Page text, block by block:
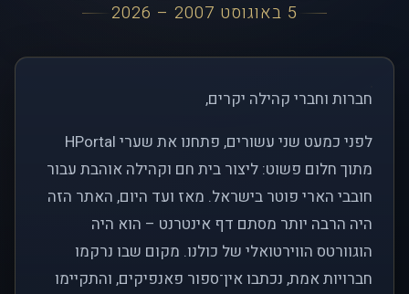
5 באוגוסט 2007 – 2026
חברות וחברי קהילה יקרים,
לפני כמעט שני עשורים, פתחנו את שערי HPortal
מתוך חלום פשוט: ליצור בית חם וקהילה אוהבת עבור
חובבי הארי פוטר בישראל. מאז ועד היום, האתר הזה
היה הרבה יותר מסתם דף אינטרנט – הוא היה
הוגוורטס הווירטואלי של כולנו. מקום שבו נרקמו
חברויות אמת, נכתבו אין־ספור פאנפיקים, והתקיימו